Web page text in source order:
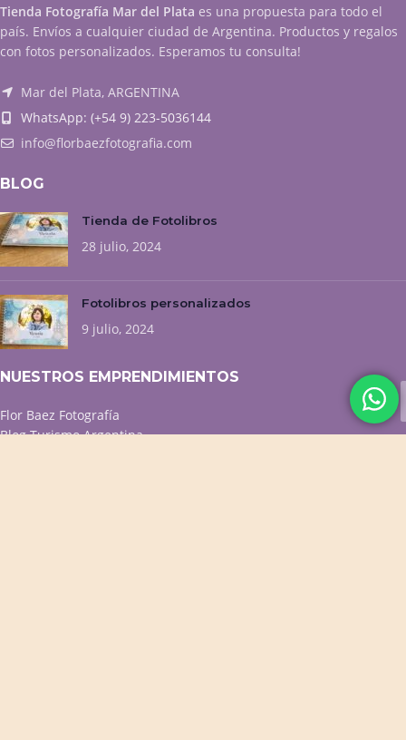
Tienda Fotografía Mar del Plata es una propuesta para todo el
país. Envíos a cualquier ciudad de Argentina. Productos y regalos
con fotos personalizados. Esperamos tu consulta!
Mar del Plata, ARGENTINA
WhatsApp: (+54 9) 223-5036144
info@florbaezfotografia.com
BLOG
Tienda de Fotolibros
28 julio, 2024
Fotolibros personalizados
9 julio, 2024
NUESTROS EMPRENDIMIENTOS
Flor Baez Fotografía
Blog Turismo Argentina